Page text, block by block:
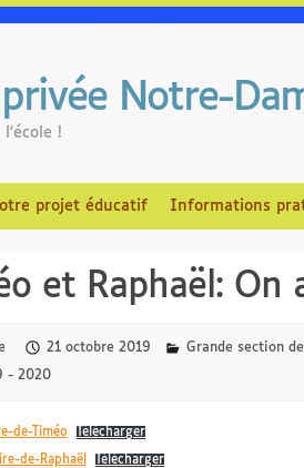
privée Notre-
l'école !
projet éducatif Informations
et Raphaël: On
21 octobre 2019 Grande section
- 2020
de-Timéo Télécharger
de-Raphaël Télécharger